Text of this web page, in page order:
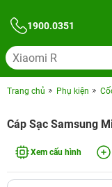
1900.0351
Trang chủ Phụ kiện
Cáp Sạc Samsung
Xem cấu hình